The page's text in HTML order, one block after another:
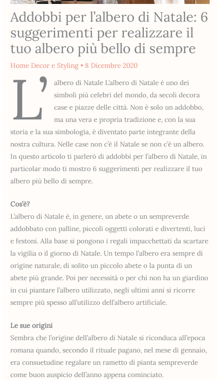
Addobbi per l’albero di Natale: 6
suggerimenti per realizzare il
tuo albero più bello di sempre
Home Decor e Styling • 8 Dicembre 2020
L’
albero di Natale L’albero di Natale è uno dei
simboli più celebri del mondo, da secoli decora
case e piazze delle città. Non è solo un addobbo,
ma una vera e propria tradizione e, con la sua
storia e la sua simbologia, è diventato parte integrante della
nostra cultura. Nelle case non c’è il Natale se non c’è un albero.
In questo articolo ti parlerò di addobbi per l’albero di Natale, in
particolar modo ti mostro 6 suggerimenti per realizzare il tuo
albero più bello di sempre.
Cos’è?
L’albero di Natale è, in genere, un abete o un sempreverde
addobbato con palline, piccoli oggetti colorati e divertenti, luci
e festoni. Alla base si pongono i regali impacchettati da scartare
la vigilia o il giorno di Natale. Un tempo l’albero era sempre di
origine naturale, di solito un piccolo abete o la punta di un
abete più grande. Poi per necessità o per chi non ha un giardino
in cui piantare l’albero utilizzato, negli ultimi anni si ricorre
sempre più spesso all’utilizzo dell’albero artificiale.
Le sue origini
Sembra che l’origine dell’albero di Natale si riconduca all’epoca
romana quando, secondo il rituale pagano, nel mese di gennaio,
era consuetudine regalare un rametto di pianta sempreverde
come buon auspicio dell’anno appena cominciato.